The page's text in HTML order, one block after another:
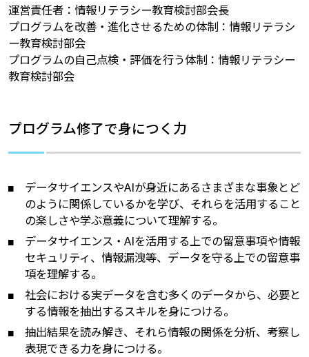
運営責任者：情報リテラシー教育検討部会長
プログラムを改善・進化させるための体制：情報リテラシ
ー教育検討部会
プログラムの自己点検・評価を行う体制：情報リテラシー
教育検討部会
プログラム修了で身につく力
データサイエンスやAIが身近にあるさまざまな事象とど
のように関係しているかを学び、それらを活用すること
の楽しさや学ぶ意義について理解する。
データサイエンス・AIを活用する上での留意事項や情報
セキュリティ、情報漏洩等、データを守る上での留意事
項を理解する。
社会における実データを含む多くのデータから、必要と
する情報を抽出するスキルを身につける。
抽出結果を読み解き、それら情報の関係を分析、考察し
表現できる力を身につける。